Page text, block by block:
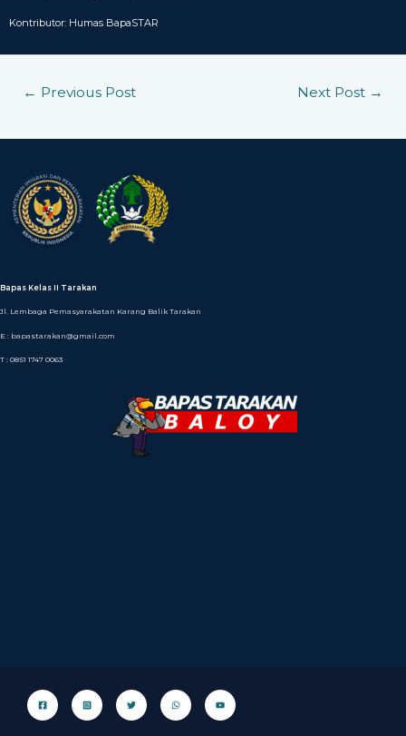
Kontributor: Humas BapaSTAR
← Previous Post Next Post →
Bapas Kelas II Tarakan
Jl. Lembaga Pemasyarakatan Karang Balik Tarakan
E : bapastarakan@gmail.com
T : 0851 1747 0063